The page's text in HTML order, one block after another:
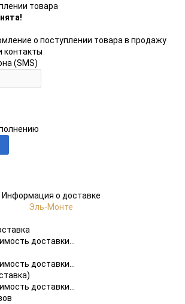
товара
о поступлении товара в продажу
контакты
(SMS)
Информация о доставке
Эль-Монте
доставки...
доставки...
доставки...